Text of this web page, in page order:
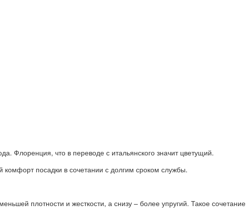
Флоренция, что в переводе с итальянского значит цветущий.
посадки в сочетании с долгим сроком службы.
плотности и жесткости, а снизу – более упругий. Такое сочетание